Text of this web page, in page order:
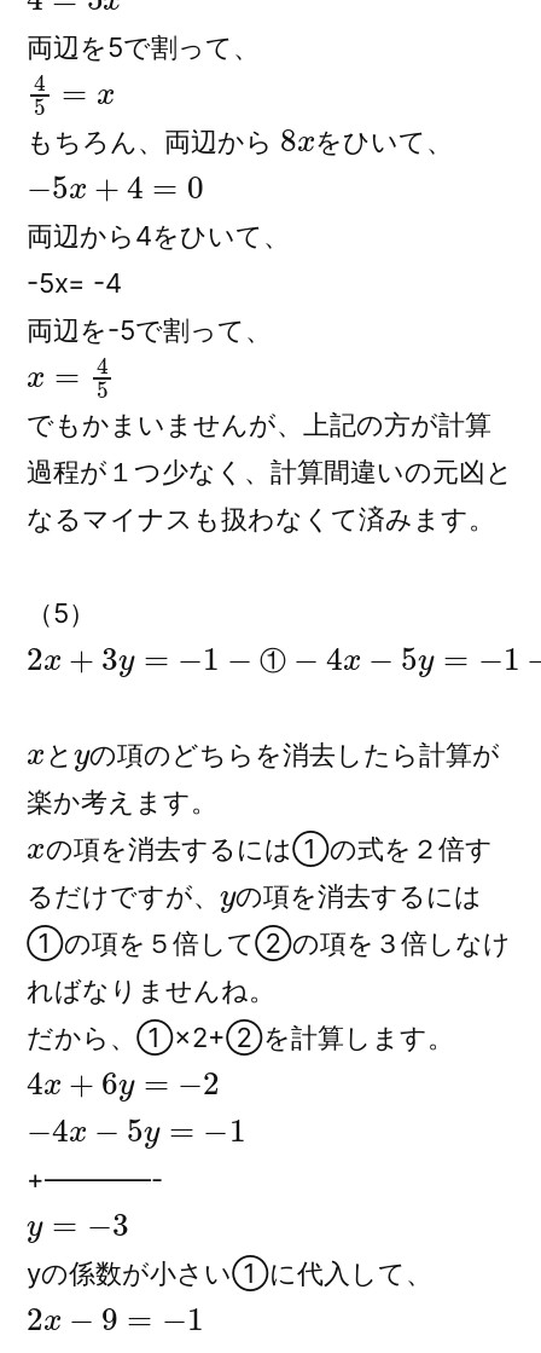
両辺を5で割って、
45= x
もちろん、両辺から
8
をひいて、
−5x + 4= 0
両辺から4をひいて、
-5x= -4
両辺を-5で割って、
x =4 5
でもかまいませんが、上記の方が計算
過程が１つ少なく、計算間違いの元凶と
なるマイナスも扱わなくて済みます。
（5）
①
2x + 3y ① −4 5 −1
と
の項のどちらを消去したら計算が
楽か考えます。
x
の項を消去するには①の式を２倍す
るだけですが、
y
の項を消去するには
①の項を５倍して②の項を３倍しなけ
ればなりませんね。
だから、①×2+②を計算します。
4x+ 6y =−2
4 x 5y
+————-
yの係数が小さい①に代入して、
2 x −9=− 1